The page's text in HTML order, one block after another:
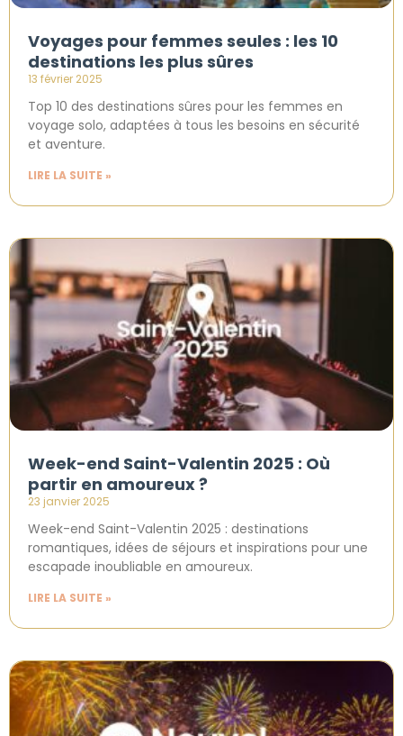
Voyages pour femmes seules : les 10
destinations les plus sûres
13 février 2025
Top 10 des destinations sûres pour les femmes en
voyage solo, adaptées à tous les besoins en sécurité
et aventure.
LIRE LA SUITE »
Week-end Saint-Valentin 2025 : Où
partir en amoureux ?
23 janvier 2025
Week-end Saint-Valentin 2025 : destinations
romantiques, idées de séjours et inspirations pour une
escapade inoubliable en amoureux.
LIRE LA SUITE »